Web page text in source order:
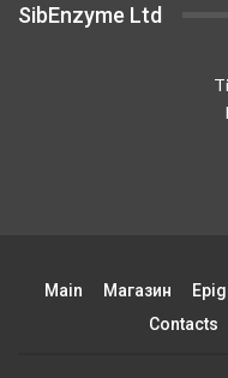
SibEnzyme Ltd
Main Магазин
Contacts